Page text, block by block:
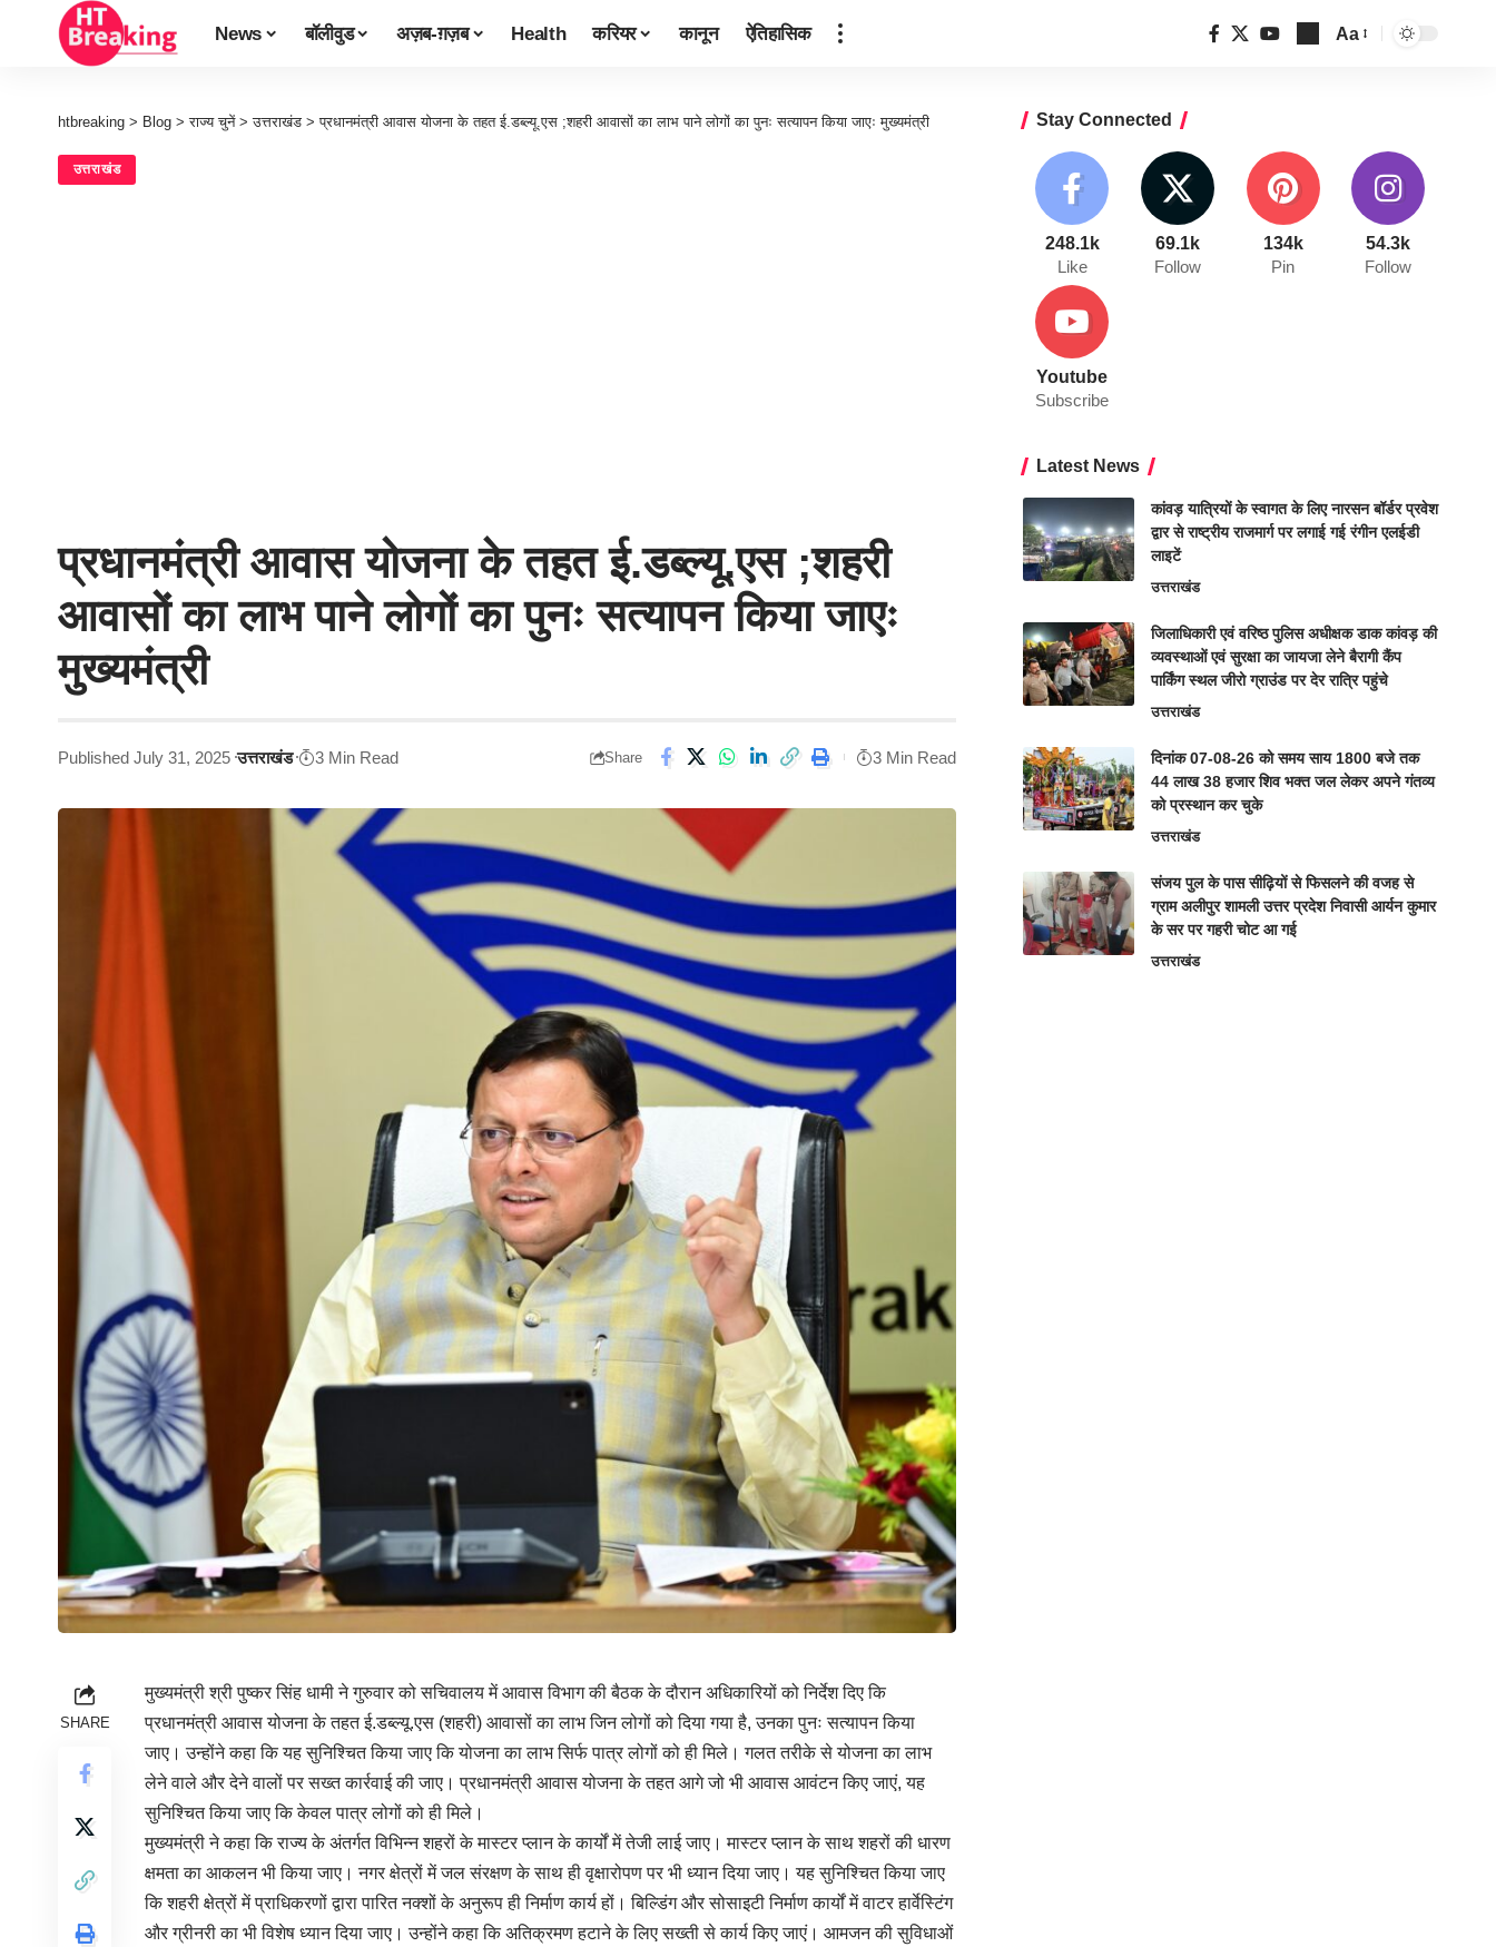
News बॉलीवुड अज़ब-ग़ज़ब Health करियर कानून ऐतिहासिक Aa
htbreaking > Blog >राज्य चुनें >उत्तराखंड >प्रधानमंत्री आवास योजना के तहत ई.डब्ल्यू.एस ;शहरी आवासों का लाभ पाने लोगों का पुनः सत्यापन किया जाएः मुख्यमंत्री
उत्तराखंड
प्रधानमंत्री आवास योजना के तहत ई.डब्ल्यू.एस ;शहरी
आवासों का लाभ पाने लोगों का पुनः सत्यापन किया जाएः
मुख्यमंत्री
Published July 31, 2025 उत्तराखंड 3 Min Read Share 3 Min Read
SHARE
मुख्यमंत्री श्री पुष्कर सिंह धामी ने गुरुवार को सचिवालय में आवास विभाग की बैठक के दौरान अधिकारियों को निर्देश दिए कि
प्रधानमंत्री आवास योजना के तहत ई.डब्ल्यू.एस (शहरी) आवासों का लाभ जिन लोगों को दिया गया है, उनका पुनः सत्यापन किया
जाए। उन्होंने कहा कि यह सुनिश्चित किया जाए कि योजना का लाभ सिर्फ पात्र लोगों को ही मिले। गलत तरीके से योजना का लाभ
लेने वाले और देने वालों पर सख्त कार्रवाई की जाए। प्रधानमंत्री आवास योजना के तहत आगे जो भी आवास आवंटन किए जाएं, यह
सुनिश्चित किया जाए कि केवल पात्र लोगों को ही मिले।
मुख्यमंत्री ने कहा कि राज्य के अंतर्गत विभिन्न शहरों के मास्टर प्लान के कार्यों में तेजी लाई जाए। मास्टर प्लान के साथ शहरों की धारण
क्षमता का आकलन भी किया जाए। नगर क्षेत्रों में जल संरक्षण के साथ ही वृक्षारोपण पर भी ध्यान दिया जाए। यह सुनिश्चित किया जाए
कि शहरी क्षेत्रों में प्राधिकरणों द्वारा पारित नक्शों के अनुरूप ही निर्माण कार्य हों। बिल्डिंग और सोसाइटी निर्माण कार्यों में वाटर हार्वेस्टिंग
और ग्रीनरी का भी विशेष ध्यान दिया जाए। उन्होंने कहा कि अतिक्रमण हटाने के लिए सख्ती से कार्य किए जाएं। आमजन की सुविधाओं
Stay Connected
248.1k
Like
69.1k
Follow
134k
Pin
54.3k
Follow
Youtube
Subscribe
Latest News
कांवड़ यात्रियों के स्वागत के लिए नारसन बॉर्डर प्रवेश
द्वार से राष्ट्रीय राजमार्ग पर लगाई गई रंगीन एलईडी
लाइटें
उत्तराखंड
जिलाधिकारी एवं वरिष्ठ पुलिस अधीक्षक डाक कांवड़ की
व्यवस्थाओं एवं सुरक्षा का जायजा लेने बैरागी कैंप
पार्किंग स्थल जीरो ग्राउंड पर देर रात्रि पहुंचे
उत्तराखंड
दिनांक 07-08-26 को समय साय 1800 बजे तक
44 लाख 38 हजार शिव भक्त जल लेकर अपने गंतव्य
को प्रस्थान कर चुके
उत्तराखंड
संजय पुल के पास सीढ़ियों से फिसलने की वजह से
ग्राम अलीपुर शामली उत्तर प्रदेश निवासी आर्यन कुमार
के सर पर गहरी चोट आ गई
उत्तराखंड